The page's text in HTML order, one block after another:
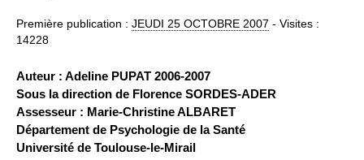
Première publication : JEUDI 25 OCTOBRE 2007 - Visites :
14228
Auteur : Adeline PUPAT 2006-2007
Sous la direction de Florence SORDES-ADER
Assesseur : Marie-Christine ALBARET
Département de Psychologie de la Santé
Université de Toulouse-le-Mirail